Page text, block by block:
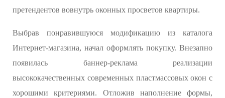
претендентов вовнутрь оконных просветов квартиры.
Выбрав понравившуюся модификацию из каталога
Интернет-магазина, начал оформлять покупку. Внезапно
появилась баннер-реклама реализации
высококачественных современных пластмассовых окон с
хорошими критериями. Отложив наполнение формы,